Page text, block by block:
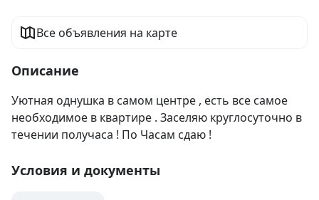
Все объявления на карте
Описание
Уютная однушка в самом центре , есть все самое
необходимое в квартире . Заселяю круглосуточно в
течении получаса ! По Часам сдаю !
Условия и документы